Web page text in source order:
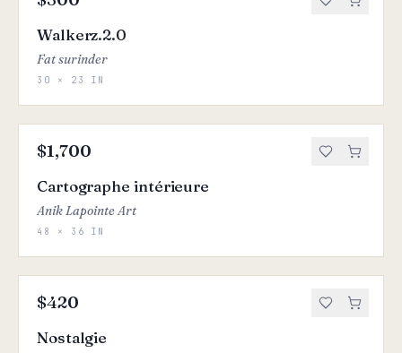
Walkerz.2.0
Fat surinder
30 × 23 IN
$1,700
Cartographe intérieure
Anik Lapointe Art
48 × 36 IN
$420
Nostalgie